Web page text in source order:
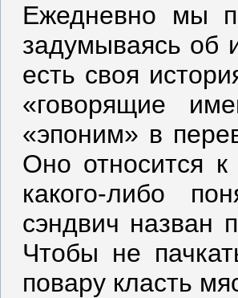
Ежедневно мы
задумываясь об
есть своя
«говорящие
«эпоним» в
Оно относится
какого-либо
сэндвич назван
Чтобы не
повару класть